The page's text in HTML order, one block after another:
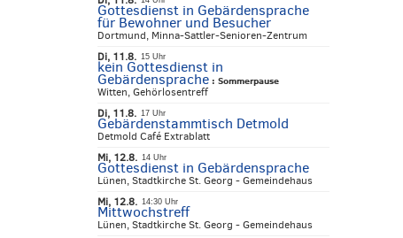
Gottesdienst in Gebärdensprache
für Bewohner und Besucher
Dortmund, Minna-Sattler-Senioren-Zentrum
Di, 11.8. 15 Uhr
kein Gottesdienst in
Gebärdensprache: Sommerpause
Witten, Gehörlosentreff
Di, 11.8. 17 Uhr
Gebärdenstammtisch Detmold
Detmold Café Extrablatt
Mi, 12.8. 14 Uhr
Gottesdienst in Gebärdensprache
Lünen, Stadtkirche St. Georg - Gemeindehaus
Mi, 12.8. 14:30 Uhr
Mittwochstreff
Lünen, Stadtkirche St. Georg - Gemeindehaus